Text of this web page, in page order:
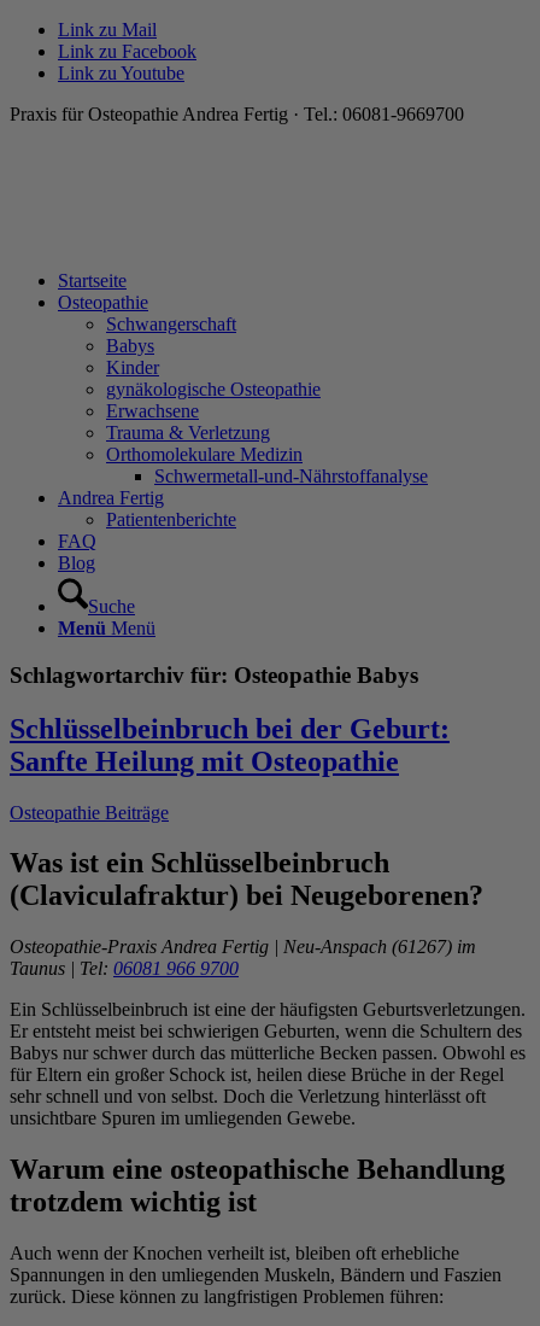
Link zu Mail
Link zu Facebook
Link zu Youtube
Praxis für Osteopathie Andrea Fertig · Tel.: 06081-9669700
Startseite
Osteopathie
Schwangerschaft
Babys
Kinder
gynäkologische Osteopathie
Erwachsene
Trauma & Verletzung
Orthomolekulare Medizin
Schwermetall-und-Nährstoffanalyse
Andrea Fertig
Patientenberichte
FAQ
Blog
Suche
Menü Menü
Schlagwortarchiv für: Osteopathie Babys
Schlüsselbeinbruch bei der Geburt:
Sanfte Heilung mit Osteopathie
Osteopathie Beiträge
Was ist ein Schlüsselbeinbruch
(Claviculafraktur) bei Neugeborenen?
Osteopathie-Praxis Andrea Fertig | Neu-Anspach (61267) im
Taunus | Tel: 06081 966 9700
Ein Schlüsselbeinbruch ist eine der häufigsten Geburtsverletzungen.
Er entsteht meist bei schwierigen Geburten, wenn die Schultern des
Babys nur schwer durch das mütterliche Becken passen. Obwohl es
für Eltern ein großer Schock ist, heilen diese Brüche in der Regel
sehr schnell und von selbst. Doch die Verletzung hinterlässt oft
unsichtbare Spuren im umliegenden Gewebe.
Warum eine osteopathische Behandlung
trotzdem wichtig ist
Auch wenn der Knochen verheilt ist, bleiben oft erhebliche
Spannungen in den umliegenden Muskeln, Bändern und Faszien
zurück. Diese können zu langfristigen Problemen führen: